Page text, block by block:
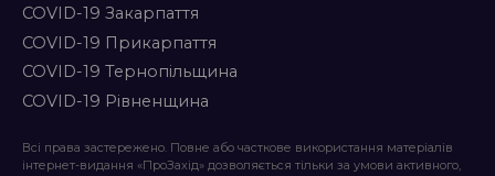
COVID-19 Закарпаття
COVID-19 Прикарпаття
COVID-19 Тернопільщина
COVID-19 Рівненщина
Всі права застережено. Повне або часткове використання матеріалів
інтернет-видання «ПроЗахід» дозволяється тільки за умови активного,